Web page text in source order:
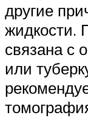
другие
жидкости.
связана с
или